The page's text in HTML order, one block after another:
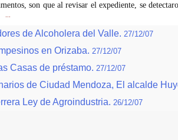
son que al revisar el expediente, se
de Alcoholera del Valle. 27/12/07
en Orizaba. 27/12/07
Casas de préstamo. 27/12/07
de Ciudad Mendoza, El alcalde
Ley de Agroindustria. 26/12/07